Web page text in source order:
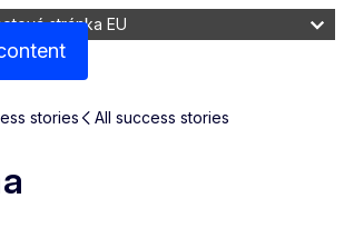
stránka EU
stories All success stories